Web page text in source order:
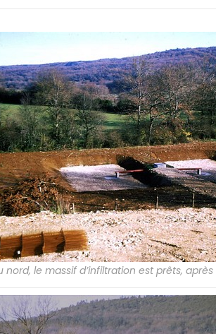
nord, le massif d’infiltration est prêts,